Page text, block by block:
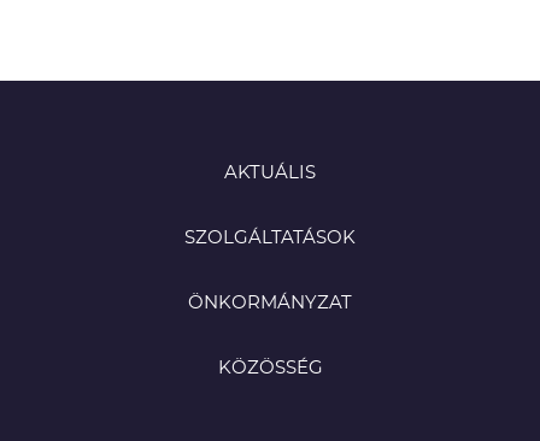
AKTUÁLIS
SZOLGÁLTATÁSOK
ÖNKORMÁNYZAT
KÖZÖSSÉG